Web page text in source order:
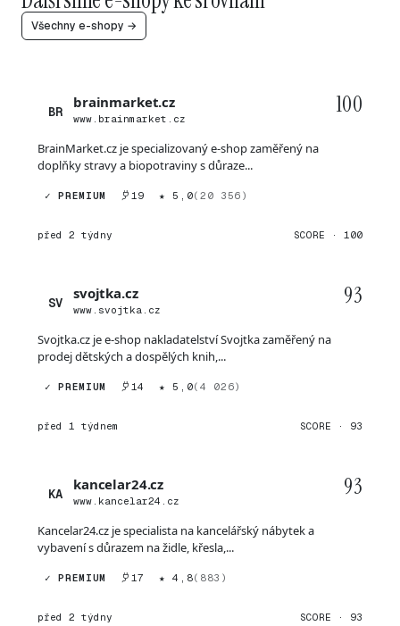
Všechny e-shopy →
BR
brainmarket.cz
www.brainmarket.cz
100
BrainMarket.cz je specializovaný e-shop zaměřený na
doplňky stravy a biopotraviny s důraze...
✓ PREMIUM 19 ★ 5,0(20 356)
před 2 týdny SCORE · 100
SV
svojtka.cz
www.svojtka.cz
93
Svojtka.cz je e-shop nakladatelství Svojtka zaměřený na
prodej dětských a dospělých knih,...
✓ PREMIUM 14 ★ 5,0(4 026)
před 1 týdnem SCORE · 93
KA
kancelar24.cz
www.kancelar24.cz
93
Kancelar24.cz je specialista na kancelářský nábytek a
vybavení s důrazem na židle, křesla,...
✓ PREMIUM 17 ★ 4,8(883)
před 2 týdny SCORE · 93